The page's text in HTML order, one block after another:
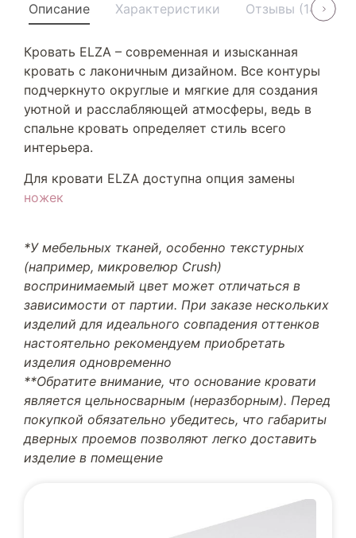
Описание Характеристики Отзывы (14)
Кровать ELZA – современная и изысканная
кровать с лаконичным дизайном. Все контуры
подчеркнуто округлые и мягкие для создания
уютной и расслабляющей атмосферы, ведь в
спальне кровать определяет стиль всего
интерьера.
Для кровати ELZA доступна опция замены
ножек
*У мебельных тканей, особенно текстурных
(например, микровелюр Crush)
воспринимаемый цвет может отличаться в
зависимости от партии. При заказе нескольких
изделий для идеального совпадения оттенков
настоятельно рекомендуем приобретать
изделия одновременно
**Обратите внимание, что основание кровати
является цельносварным (неразборным). Перед
покупкой обязательно убедитесь, что габариты
дверных проемов позволяют легко доставить
изделие в помещение